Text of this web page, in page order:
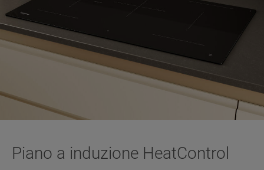
Piano a induzione HeatControl